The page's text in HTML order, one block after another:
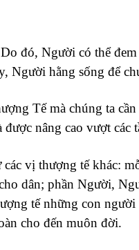
đó, Người có thể
Người hằng sống để
Tế mà chúng ta
nâng cao vượt các
vị thượng tế khác:
dân; phần Người,
tế những con
cho đến muôn đời.